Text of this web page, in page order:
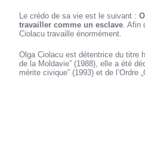
Le crédo de sa vie est le suivant :
travailler comme un esclave .
Ciolacu travaille énormément.
Olga Ciolacu est détentrice du titre
de la Moldavie” (1988), elle a été
mérite civique” (1993) et de l’Ordre